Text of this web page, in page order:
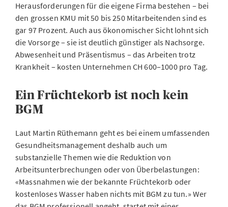
Herausforderungen für die eigene Firma bestehen – bei
den grossen KMU mit 50 bis 250 Mitarbeitenden sind es
gar 97 Prozent. Auch aus ökonomischer Sicht lohnt sich
die Vorsorge – sie ist deutlich günstiger als Nachsorge.
Abwesenheit und Präsentismus – das Arbeiten trotz
Krankheit – kosten Unternehmen CH 600–1000 pro Tag.
Ein Früchtekorb ist noch kein
BGM
Laut Martin Rüthemann geht es bei einem umfassenden
Gesundheitsmanagement deshalb auch um
substanzielle Themen wie die Reduktion von
Arbeitsunterbrechungen oder von Überbelastungen:
«Massnahmen wie der bekannte Früchtekorb oder
kostenloses Wasser haben nichts mit BGM zu tun.» Wer